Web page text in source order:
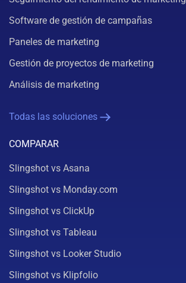
Software de gestión de campañas
Paneles de marketing
Gestión de proyectos de marketing
Análisis de marketing
Todas las soluciones
COMPARAR
Slingshot vs Asana
Slingshot vs Monday.com
Slingshot vs ClickUp
Slingshot vs Tableau
Slingshot vs Looker Studio
Slingshot vs Klipfolio